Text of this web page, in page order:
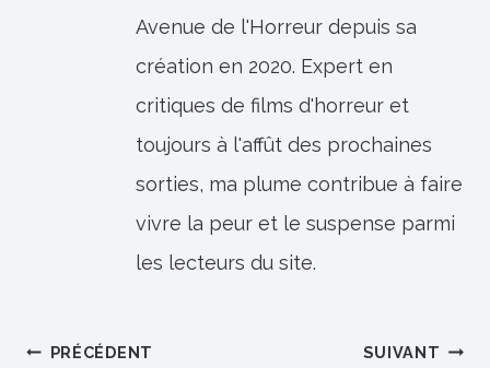
Avenue de l'Horreur depuis sa
création en 2020. Expert en
critiques de films d'horreur et
toujours à l'affût des prochaines
sorties, ma plume contribue à faire
vivre la peur et le suspense parmi
les lecteurs du site.
Navigation
PRÉCÉDENT SUIVANT